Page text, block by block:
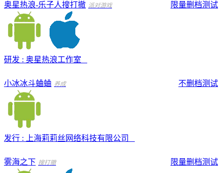
奥星热浪-乐子人搜打撤 派对游戏 限量删档测试
研发 : 奥星热浪工作室
小冰冰斗蛐蛐 养成 不删档测试
发行 : 上海莉莉丝网络科技有限公司
雾海之下 搜打撤 限量删档测试